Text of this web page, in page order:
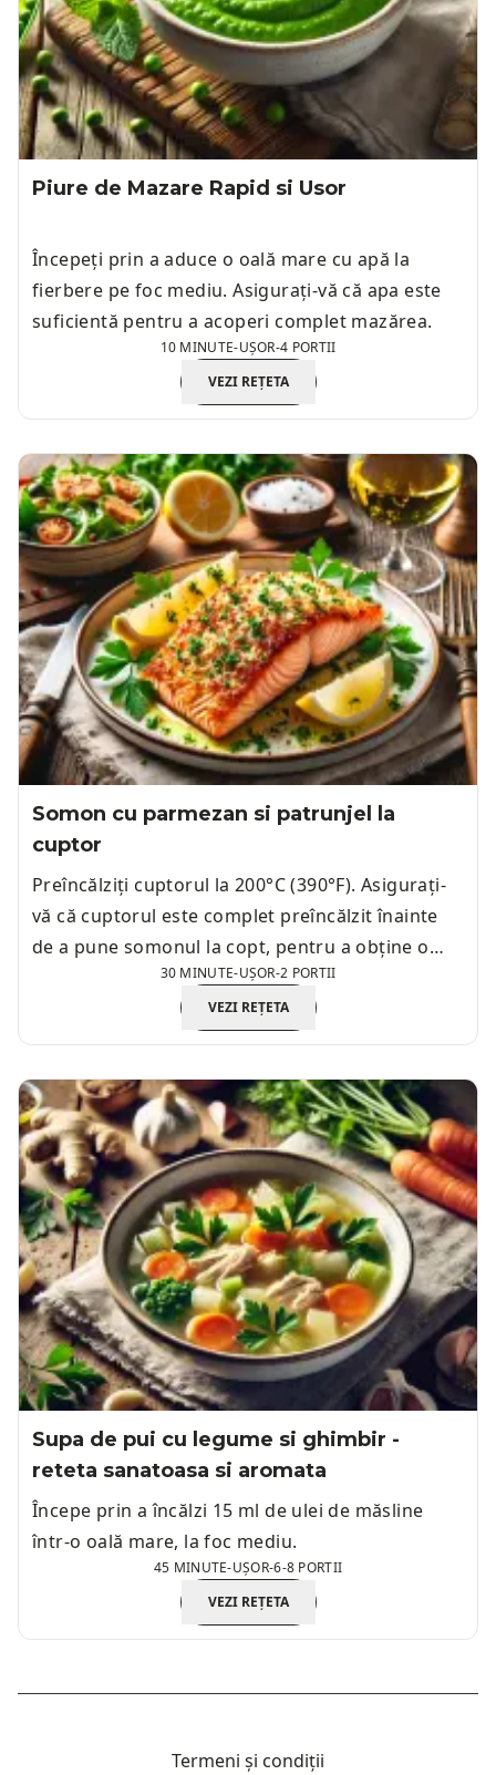
Piure de Mazare Rapid si Usor
Începeți prin a aduce o oală mare cu apă la
fierbere pe foc mediu. Asigurați-vă că apa este
suficientă pentru a acoperi complet mazărea.
10 MINUTE-UȘOR-4 PORTII
VEZI REȚETA
Somon cu parmezan si patrunjel la
cuptor
Preîncălziți cuptorul la 200°C (390°F). Asigurați-
vă că cuptorul este complet preîncălzit înainte
de a pune somonul la copt, pentru a obține o
gătire uniformă.30 MINUTE-UȘOR-2 PORTII
VEZI REȚETA
Supa de pui cu legume si ghimbir -
reteta sanatoasa si aromata
Începe prin a încălzi 15 ml de ulei de măsline
într-o oală mare, la foc mediu.
45 MINUTE-UȘOR-6-8 PORTII
VEZI REȚETA
Termeni și condiții